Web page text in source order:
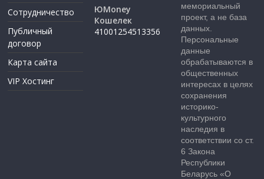
Сотрудничество
Публичный
договор
Карта сайта
VIP Хостинг
ЮMoney
Кошелек
41001254513356
мемориальный
проект, а не база
данных.
Персональные
данные
обрабатываются в
общественных
интересах в целях
сохранения
историко-
культурного
наследия в
соответствии со ст.
6 Закона
Республики
Беларусь «О